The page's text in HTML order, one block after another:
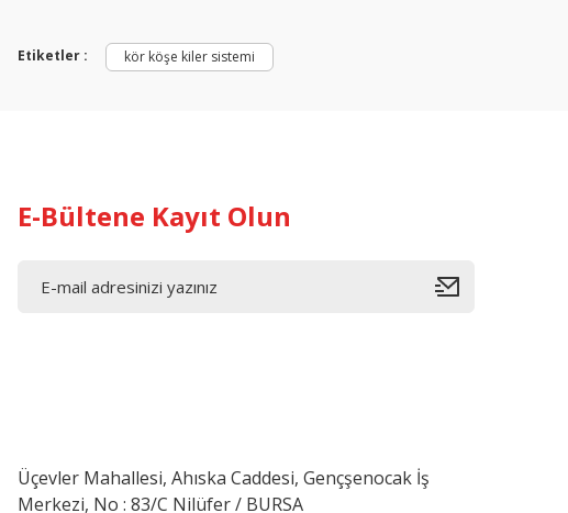
Etiketler : kör köşe kiler sistemi
E-Bültene Kayıt Olun
Üçevler Mahallesi, Ahıska Caddesi, Gençşenocak İş
Merkezi, No : 83/C Nilüfer / BURSA